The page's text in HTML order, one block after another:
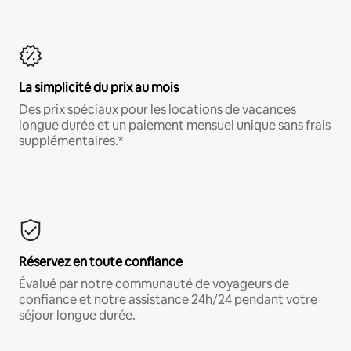
La simplicité du prix au mois
Des prix spéciaux pour les locations de vacances
longue durée et un paiement mensuel unique sans frais
supplémentaires.*
Réservez en toute confiance
Évalué par notre communauté de voyageurs de
confiance et notre assistance 24h/24 pendant votre
séjour longue durée.